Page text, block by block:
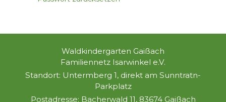
Waldkindergarten Gaißach
Familiennetz Isarwinkel e.V.
Standort: Untermberg 1, direkt am Sunntratn-
Parkplatz
Postadresse: Bacherwald 11, 83674 Gaißach